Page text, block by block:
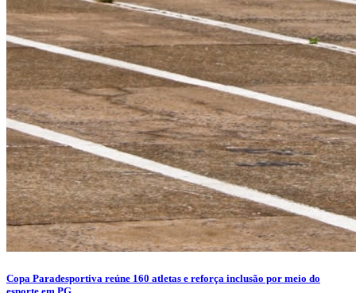
Copa Paradesportiva reúne 160 atletas e reforça inclusão por meio do